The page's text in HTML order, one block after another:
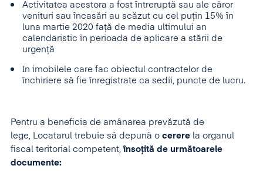
Activitatea acestora a fost întreruptă sau ale căror
venituri sau încasări au scăzut cu cel puțin 15% în
luna martie 2020 față de media ultimului an
calendaristic în perioada de aplicare a stării de
urgență
In imobilele care fac obiectul contractelor de
închiriere să fie înregistrate ca sedii, puncte de lucru.
Pentru a beneficia de amânarea prevăzută de
lege, Locatarul trebuie să depună o cerere la organul
fiscal teritorial competent, însoțită de următoarele
documente: